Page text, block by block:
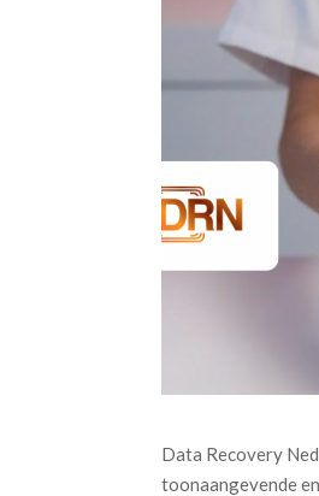
Data Recovery
toonaangevende